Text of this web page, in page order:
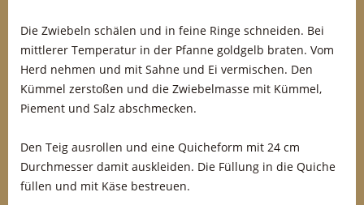
Die Zwiebeln schälen und in feine Ringe schneiden. Bei
mittlerer Temperatur in der Pfanne goldgelb braten. Vom
Herd nehmen und mit Sahne und Ei vermischen. Den
Kümmel zerstoßen und die Zwiebelmasse mit Kümmel,
Piement und Salz abschmecken.
Den Teig ausrollen und eine Quicheform mit 24 cm
Durchmesser damit auskleiden. Die Füllung in die Quiche
füllen und mit Käse bestreuen.